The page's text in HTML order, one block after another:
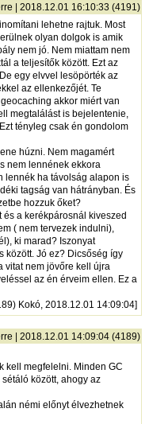
| 2018.12.01 16:10:33 (4191)
lehetne rajtuk. Most
olyan dolgok is amik
nem jó. Nem miattam nem
a teljesítők között. Ezt az
egy elvvel lesöpörték az
az ellenkezőjét. Te
akkor miért van
megtalálást is bejelentenie,
tényleg csak én gondolom
húzni. Nem magamért
nem lennének ekkora
lennék ha távolság alapon is
tagság van hátrányban. És
hozzuk őket?
a kerékpárosnál kiveszed
( nem tervezek indulni),
ki marad? Iszonyat
között. Jó ez? Dicsőség így
vitat nem jövőre kell újra
az én érveim ellen. Ez a
Kokó, 2018.12.01 14:09:04]
| 2018.12.01 14:09:04 (4189)
kell megfelelni. Minden GC
között, ahogy az
némi előnyt élvezhetnek